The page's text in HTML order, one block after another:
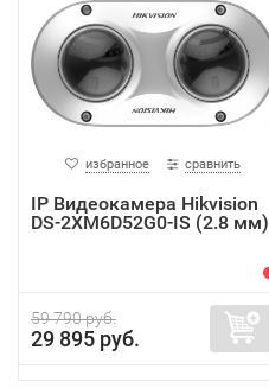
избранное сравнить
IP Видеокамера Hikvision
DS-2XM6D52G0-IS (2.8 мм)
59 790 руб.
29 895 руб.